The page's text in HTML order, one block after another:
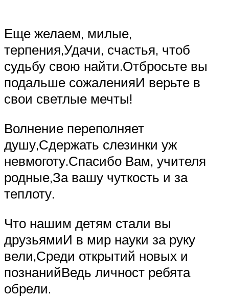
Еще желаем, милые,
терпения,Удачи, счастья, чтоб
судьбу свою найти.Отбросьте вы
подальше сожаленияИ верьте в
свои светлые мечты!
Волнение переполняет
душу,Сдержать слезинки уж
невмоготу.Спасибо Вам, учителя
родные,За вашу чуткость и за
теплоту.
Что нашим детям стали вы
друзьямиИ в мир науки за руку
вели,Среди открытий новых и
познанийВедь личност ребята
обрели.